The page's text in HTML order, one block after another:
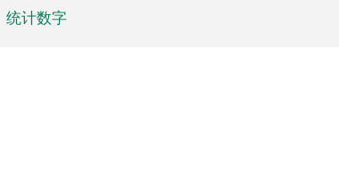
统计数字